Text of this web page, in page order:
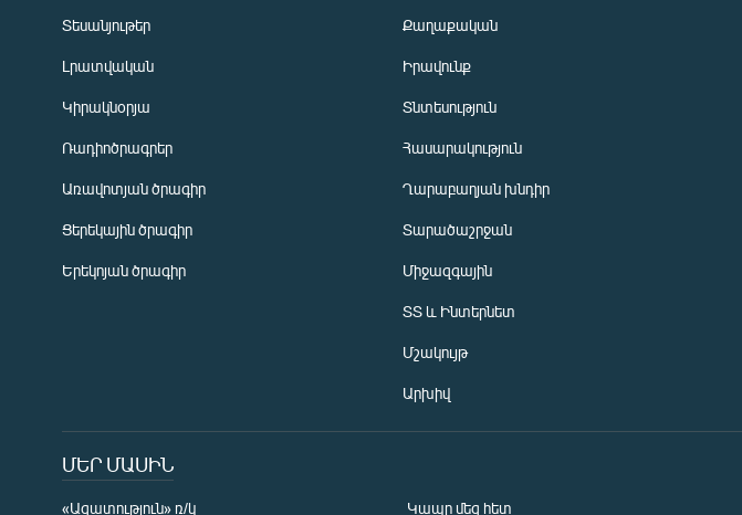
Տեսանյութեր
Լրատվական
Կիրակնօրյա
Ռադիոծրագրեր
Առավոտյան ծրագիր
Ցերեկային ծրագիր
Երեկոյան ծրագիր
Քաղաքական
Իրավունք
Տնտեսություն
Հասարակություն
Ղարաբաղյան խնդիր
Տարածաշրջան
Միջազգային
ՏՏ և Ինտերնետ
Մշակույթ
Արխիվ
ՄԵՐ ՄԱՍԻՆ
«Ազատություն» ռ/կ Կապը մեզ հետ